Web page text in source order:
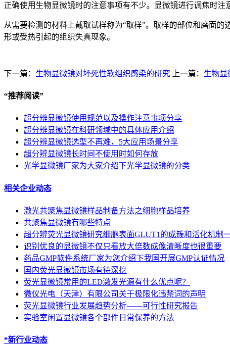
正确使用生物显微镜时的注意事项有不少。显微镜进行调焦时
从需要检测的材料上截取试样称为“取样”。取样的部位和磨面
形或受热引起的组织失真现象。
下一篇： 生物显微镜对坏死性软组织感染的研究 上一篇： 生物显
“推荐阅读”
超分辨显微镜使用规范以及操作注意事项分享
超分辨显微镜在科研领域中的具体应用介绍
超分辨显微镜选型不再难，5大应用场景分享
超分辨显微镜长时间不使用时如何存放
光学显微镜厂家为大家介绍下光学显微镜的分类
相关企业动态
激光共聚焦显微镜样品制备方法之细胞样品培养
共聚焦显微镜有哪些特点
超分辨荧光显微镜研究细胞表面GLUT1的成簇和活化机制
识别优良的显微镜不仅只看放大倍数成像清晰度也很重要
药品GMP软件系统厂家为您介绍下我国开展GMP认证情况
国内荧光显微镜市场有待深挖
荧光显微镜常用的LED激发光源有什么优点呢？
微仪光电（天津）有限公司关于极限化违禁词的声明
荧光显微镜行业发展趋势分析——可行性研究报告
实验室闲置显微镜各个部件日常保养的方法
*新行业动态